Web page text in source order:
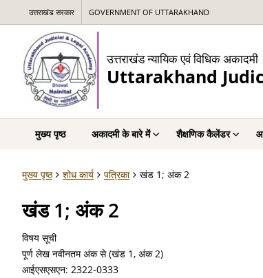
उत्तराखंड सरकार GOVERNMENT OF UTTARAKHAND
उत्तराखंड न्यायिक एवं विधिक अकादमी
Uttarakhand
मुख्य पृष्ठ अकादमी के बारे में शैक्षणिक कैलेंडर
मुख्य पृष्ठ शोध कार्य पत्रिका खंड 1; अंक 2
खंड 1; अंक 2
विषय सूची
पूर्ण लेख नवीनतम अंक से (खंड 1, अंक 2)
आईएसएसएन: 2322-0333